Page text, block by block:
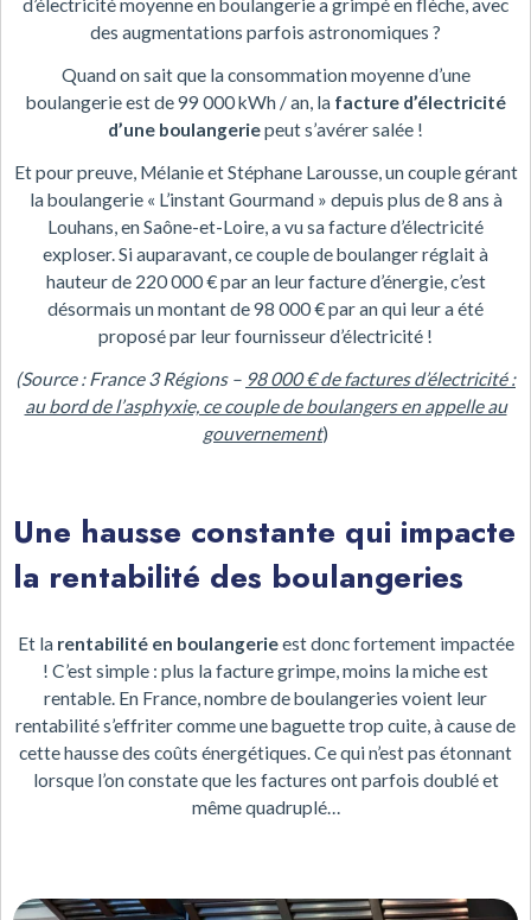
d’électricité moyenne en boulangerie a grimpé en flèche, avec
des augmentations parfois astronomiques ?
Quand on sait que la consommation moyenne d’une
boulangerie est de 99 000 kWh / an, la facture d’électricité
d’une boulangeriepeut s’avérer salée !
Et pour preuve, Mélanie et Stéphane Larousse, un couple gérant
la boulangerie « L’instant Gourmand » depuis plus de 8 ans à
Louhans, en Saône-et-Loire, a vu sa facture d’électricité
exploser. Si auparavant, ce couple de boulanger réglait à
hauteur de 220 000 € par an leur facture d’énergie, c’est
désormais un montant de 98 000 € par an qui leur a été
proposé par leur fournisseur d’électricité !
(Source : France 3 Régions – 98 000 € de factures d’électricité :
au bord de l’asphyxie, ce couple de boulangers en appelle au
gouvernement)
Une hausse constante qui impacte
la rentabilité des boulangeries
Et la rentabilité en boulangerieest donc fortement impactée
! C’est simple : plus la facture grimpe, moins la miche est
rentable. En France, nombre de boulangeries voient leur
rentabilité s’effriter comme une baguette trop cuite, à cause de
cette hausse des coûts énergétiques. Ce qui n’est pas étonnant
lorsque l’on constate que les factures ont parfois doublé et
même quadruplé…